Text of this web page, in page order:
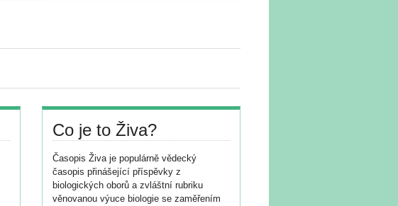
Co je to Živa?
Časopis Živa je populárně vědecký
časopis přinášející příspěvky z
biologických oborů a zvláštní rubriku
věnovanou výuce biologie se zaměřením